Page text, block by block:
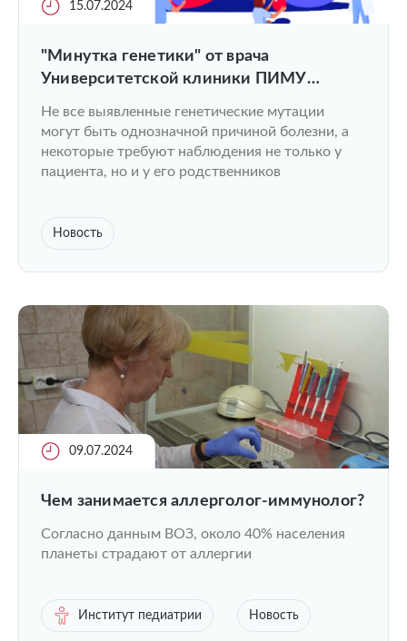
15.07.2024
"Минутка генетики" от врача
Университетской клиники ПИМУ
Не все выявленные генетические мутации
могут быть однозначной причиной болезни, а
некоторые требуют наблюдения не только у
пациента, но и у его родственников
Новость
09.07.2024
Чем занимается аллерголог-иммунолог?
Согласно данным ВОЗ, около 40% населения
планеты страдают от аллергии
Институт педиатрии Новость